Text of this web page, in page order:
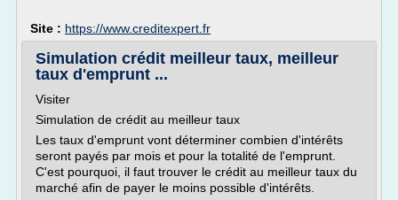
Site : https://www.creditexpert.fr
Simulation crédit meilleur taux, meilleur
taux d'emprunt ...
Visiter
Simulation de crédit au meilleur taux
Les taux d'emprunt vont déterminer combien d'intérêts
seront payés par mois et pour la totalité de l'emprunt.
C'est pourquoi, il faut trouver le crédit au meilleur taux du
marché afin de payer le moins possible d'intérêts.